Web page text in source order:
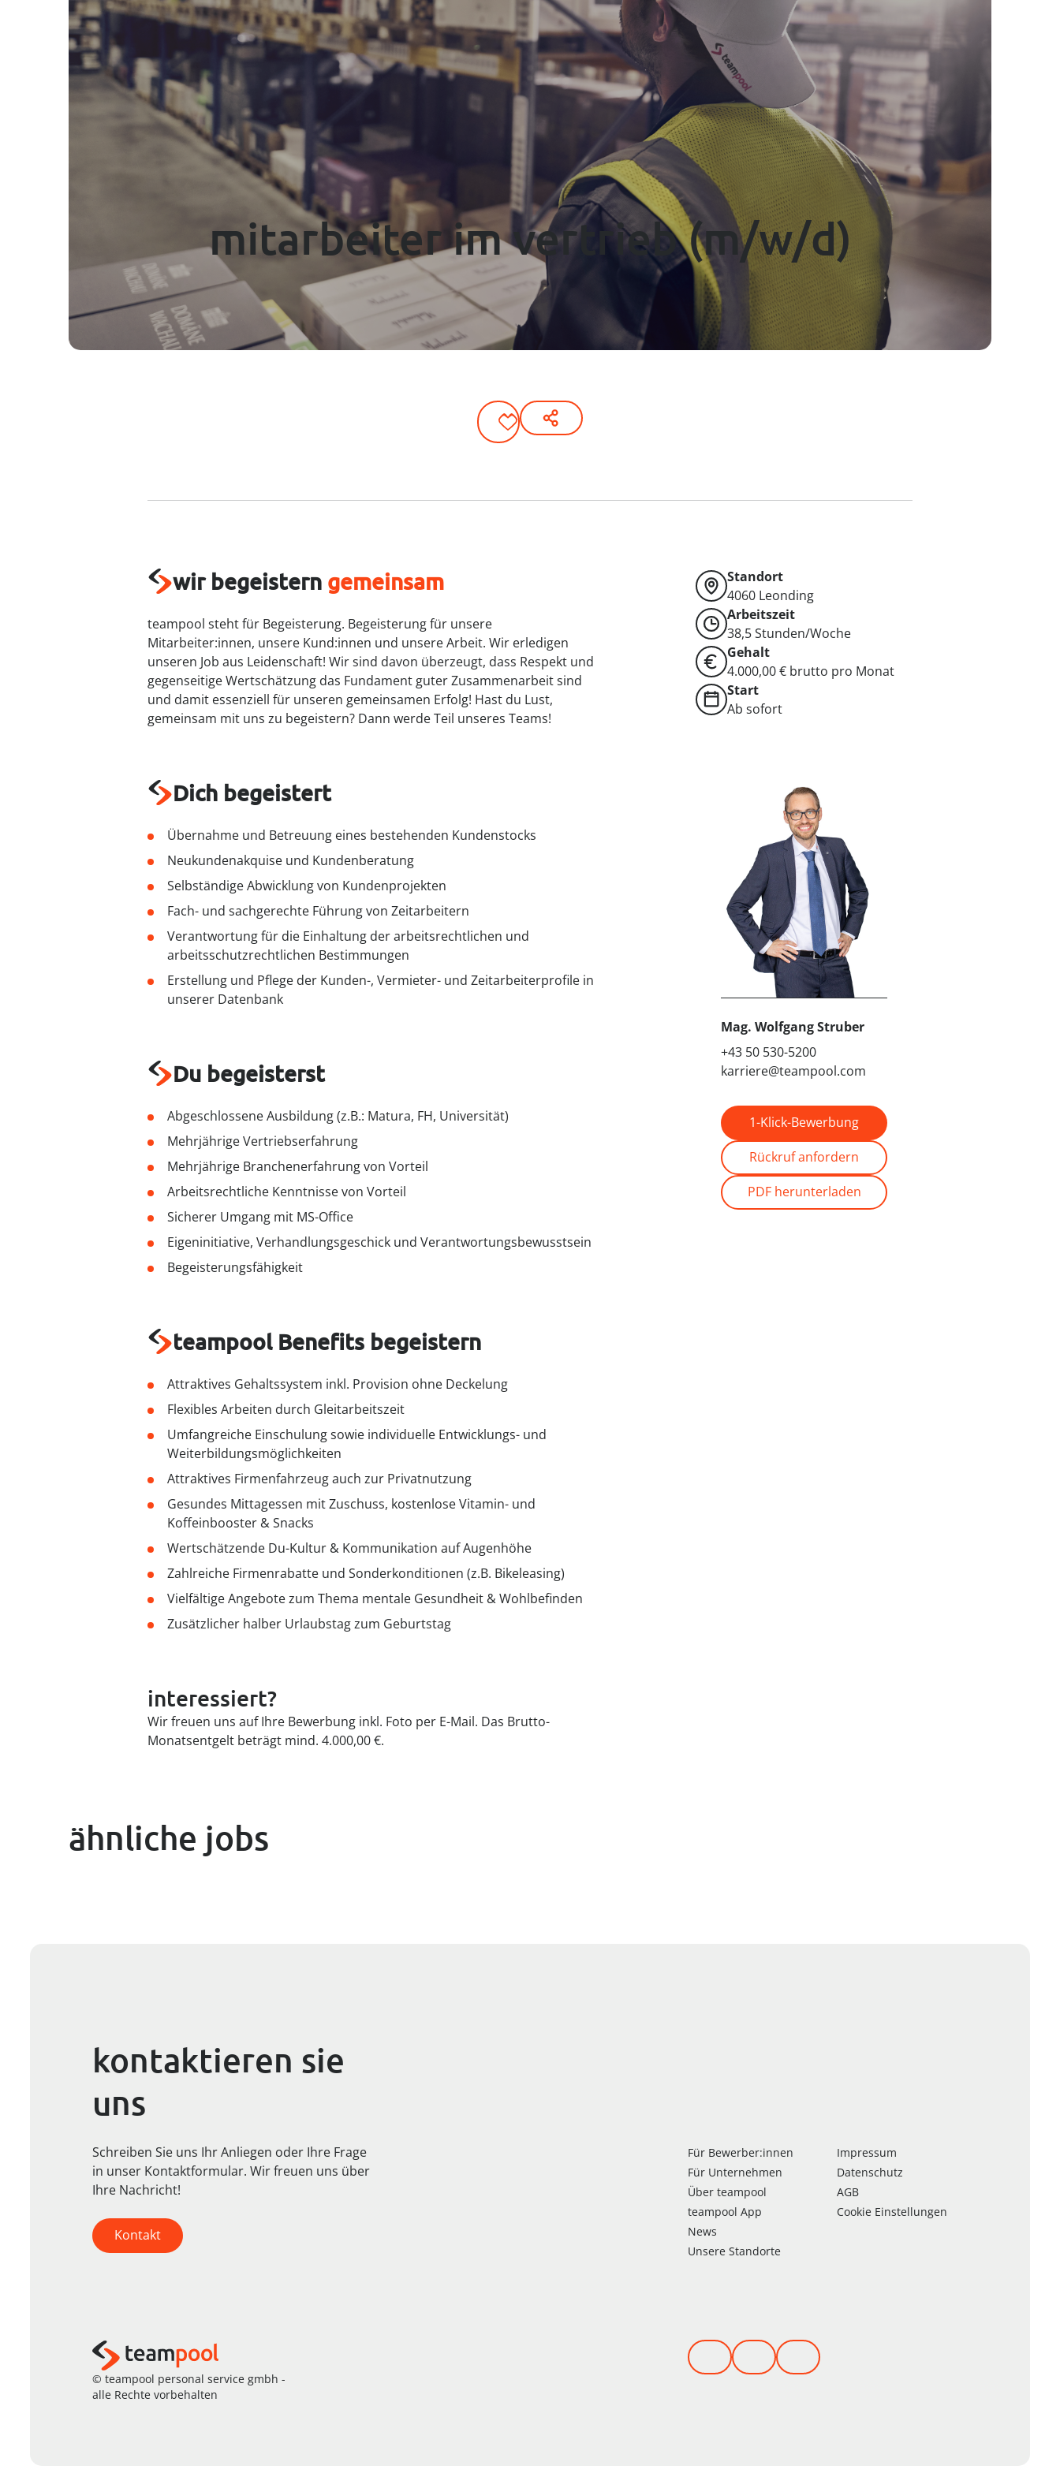
mitarbeiter im vertrieb (m/w/d)
wir begeistern gemeinsam
teampool steht für Begeisterung. Begeisterung für unsere
Mitarbeiter:innen, unsere Kund:innen und unsere Arbeit. Wir erledigen
unseren Job aus Leidenschaft! Wir sind davon überzeugt, dass Respekt und
gegenseitige Wertschätzung das Fundament guter Zusammenarbeit sind
und damit essenziell für unseren gemeinsamen Erfolg! Hast du Lust,
gemeinsam mit uns zu begeistern? Dann werde Teil unseres Teams!
Dich begeistert
Übernahme und Betreuung eines bestehenden Kundenstocks
Neukundenakquise und Kundenberatung
Selbständige Abwicklung von Kundenprojekten
Fach- und sachgerechte Führung von Zeitarbeitern
Verantwortung für die Einhaltung der arbeitsrechtlichen und
arbeitsschutzrechtlichen Bestimmungen
Erstellung und Pflege der Kunden-, Vermieter- und Zeitarbeiterprofile in
unserer Datenbank
Du begeisterst
Abgeschlossene Ausbildung (z.B.: Matura, FH, Universität)
Mehrjährige Vertriebserfahrung
Mehrjährige Branchenerfahrung von Vorteil
Arbeitsrechtliche Kenntnisse von Vorteil
Sicherer Umgang mit MS-Office
Eigeninitiative, Verhandlungsgeschick und Verantwortungsbewusstsein
Begeisterungsfähigkeit
teampool Benefits begeistern
Attraktives Gehaltssystem inkl. Provision ohne Deckelung
Flexibles Arbeiten durch Gleitarbeitszeit
Umfangreiche Einschulung sowie individuelle Entwicklungs- und
Weiterbildungsmöglichkeiten
Attraktives Firmenfahrzeug auch zur Privatnutzung
Gesundes Mittagessen mit Zuschuss, kostenlose Vitamin- und
Koffeinbooster & Snacks
Wertschätzende Du-Kultur & Kommunikation auf Augenhöhe
Zahlreiche Firmenrabatte und Sonderkonditionen (z.B. Bikeleasing)
Vielfältige Angebote zum Thema mentale Gesundheit & Wohlbefinden
Zusätzlicher halber Urlaubstag zum Geburtstag
interessiert?
Wir freuen uns auf Ihre Bewerbung inkl. Foto per E-Mail. Das Brutto-
Monatsentgelt beträgt mind. 4.000,00 €.
Standort
4060Leonding
Arbeitszeit
38,5 Stunden/Woche
Gehalt
4.000,00 € brutto pro Monat
Start
Ab sofort
Mag. Wolfgang Struber
+43 50 530-5200
karriere@teampool.com
1-Klick-Bewerbung
Rückruf anfordern
PDF herunterladen
ähnliche jobs
kontaktieren sie
uns
Schreiben Sie uns Ihr Anliegen oder Ihre Frage
in unser Kontaktformular. Wir freuen uns über
Ihre Nachricht!
Kontakt
Für Bewerber:innen
Für Unternehmen
Über teampool
teampool App
News
Unsere Standorte
Impressum
Datenschutz
AGB
Cookie Einstellungen
© teampool personal service gmbh -
alle Rechte vorbehalten